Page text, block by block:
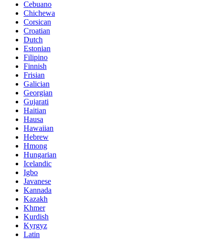
Cebuano
Chichewa
Corsican
Croatian
Dutch
Estonian
Filipino
Finnish
Frisian
Galician
Georgian
Gujarati
Haitian
Hausa
Hawaiian
Hebrew
Hmong
Hungarian
Icelandic
Igbo
Javanese
Kannada
Kazakh
Khmer
Kurdish
Kyrgyz
Latin